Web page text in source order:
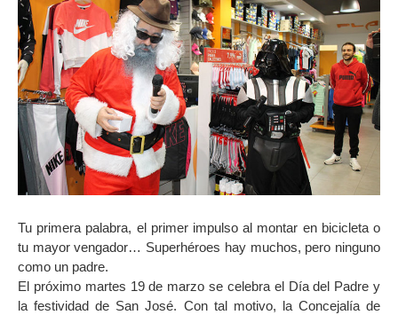
Tu primera palabra, el primer impulso al montar en bicicleta o
tu mayor vengador… Superhéroes hay muchos, pero ninguno
como un padre.
El próximo martes 19 de marzo se celebra el Día del Padre y
la festividad de San José. Con tal motivo, la Concejalía de